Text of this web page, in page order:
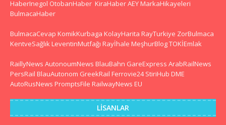
HaberInegol OtobanHaber KiraHaberAEY MarkaHikayeleri
BulmacaHaber
BulmacaCevap KomikKurbaga KolayHarita RayTurkiye ZorBulmaca
KentveSağlık LeventinMutfağı Rayİhale MeşhurBlogTOKİEmlak
RaillyNews AutonoumNews BlauBahn GareExpress ArabRailNews
PersRail BlauAutonom GreekRail Ferrovie24 StiriHub DME
AutoRusNews PromptsFile RailwayNews EU
LISANLAR